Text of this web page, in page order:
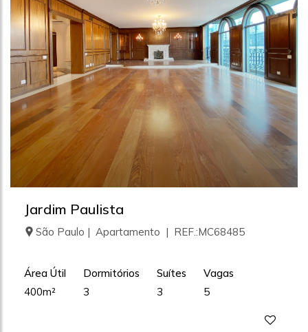
Jardim Paulista
São Paulo | Apartamento | REF.:MC68485
Área Útil
400m²
Dormitórios
3
Suítes
3
Vagas
5